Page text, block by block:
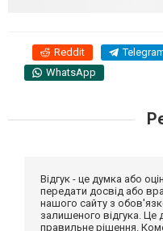
Reddit
WhatsApp
Відгук - це думка або
передати досвід або
нашого сайту з
залишеного відгука.
правильне рішення.